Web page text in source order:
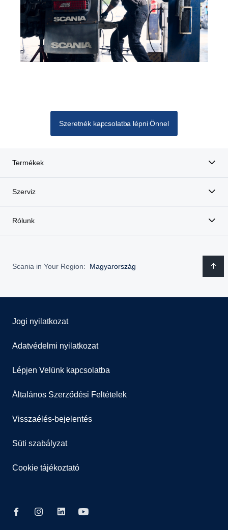
Szeretnék kapcsolatba lépni Önnel
Termékek
Szerviz
Rólunk
Scania in Your Region: Magyarország
Jogi nyilatkozat
Adatvédelmi nyilatkozat
Lépjen Velünk kapcsolatba
Általános Szerződési Feltételek
Visszaélés-bejelentés
Süti szabályzat
Cookie tájékoztató